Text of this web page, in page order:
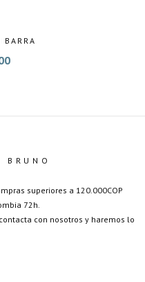
BARRA
BRUNO
superiores a 120.000COP
72h.
con nosotros y haremos lo